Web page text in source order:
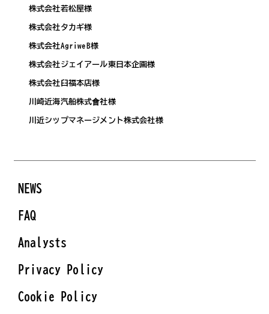
株式会社若松屋様
株式会社タカギ様
株式会社AgriweB様
株式会社ジェイアール東日本企画様
株式会社臼福本店様
川崎近海汽船株式會社様
川近シップマネージメント株式会社様
NEWS
FAQ
Analysts
Privacy Policy
Cookie Policy